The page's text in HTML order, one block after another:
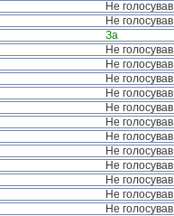
Не голосував
Не голосував
За
Не голосував
Не голосував
Не голосував
Не голосував
Не голосував
Не голосував
Не голосував
Не голосував
Не голосував
Не голосував
Не голосував
Не голосував